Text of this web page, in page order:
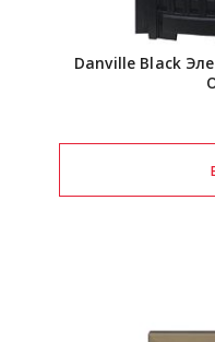
Danville Black